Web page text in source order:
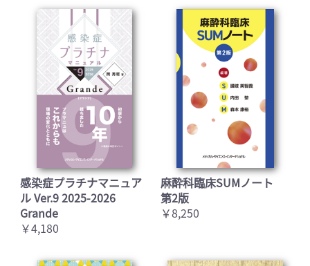
感染症プラチナマニュア
ル Ver.9 2025-2026
Grande
￥4,180
麻酔科臨床SUMノート
第2版
￥8,250